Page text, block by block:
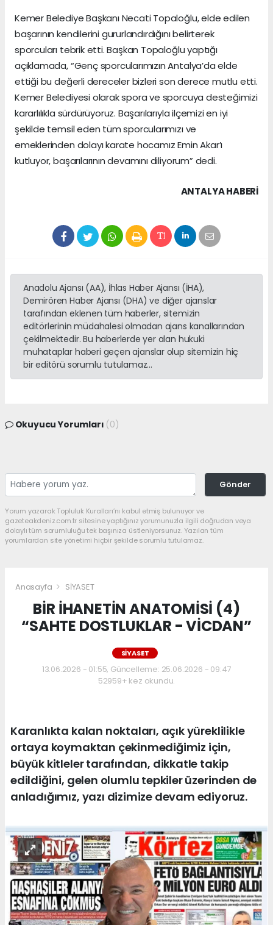
Kemer Belediye Başkanı Necati Topaloğlu, elde edilen
başarının kendilerini gururlandırdığını belirterek
sporcuları tebrik etti. Başkan Topaloğlu yaptığı
açıklamada, “Genç sporcularımızın Antalya’da elde
ettiği bu değerli dereceler bizleri son derece mutlu etti.
Kemer Belediyesi olarak spora ve sporcuya desteğimizi
kararlılıkla sürdürüyoruz. Başarılarıyla ilçemizi en iyi
şekilde temsil eden tüm sporcularımızı ve
emeklerinden dolayı karate hocamız Emin Akar’ı
kutluyor, başarılarının devamını diliyorum” dedi.
ANTALYA HABERİ
Anadolu Ajansı (AA), İhlas Haber Ajansı (İHA),
Demirören Haber Ajansı (DHA) ve diğer ajanslar
tarafından eklenen tüm haberler, sitemizin
editörlerinin müdahalesi olmadan ajans kanallarından
çekilmektedir. Bu haberlerde yer alan hukuki
muhataplar haberi geçen ajanslar olup sitemizin hiç
bir editörü sorumlu tutulamaz...
Okuyucu Yorumları (0)
Gönder
Yorum yazarak Topluluk Kuralları’nı kabul etmiş bulunuyor ve
gazeteakdeniz.com.tr sitesine yaptığınız yorumunuzla ilgili doğrudan veya
dolaylı tüm sorumluluğu tek başınıza üstleniyorsunuz. Yazılan tüm
yorumlardan site yönetimi hiçbir şekilde sorumlu tutulamaz.
Anasayfa SİYASET
BİR İHANETİN ANATOMİSİ (4)
“SAHTE DOSTLUKLAR - VİCDAN”
SİYASET
13.06.2026 - 01:55, Güncelleme: 25.06.2026 - 09:47
52959+ kez okundu.
Karanlıkta kalan noktaları, açık yüreklilikle
ortaya koymaktan çekinmediğimiz için,
büyük kitleler tarafından, dikkatle takip
edildiğini, gelen olumlu tepkiler üzerinden de
anladığımız, yazı dizimize devam ediyoruz.